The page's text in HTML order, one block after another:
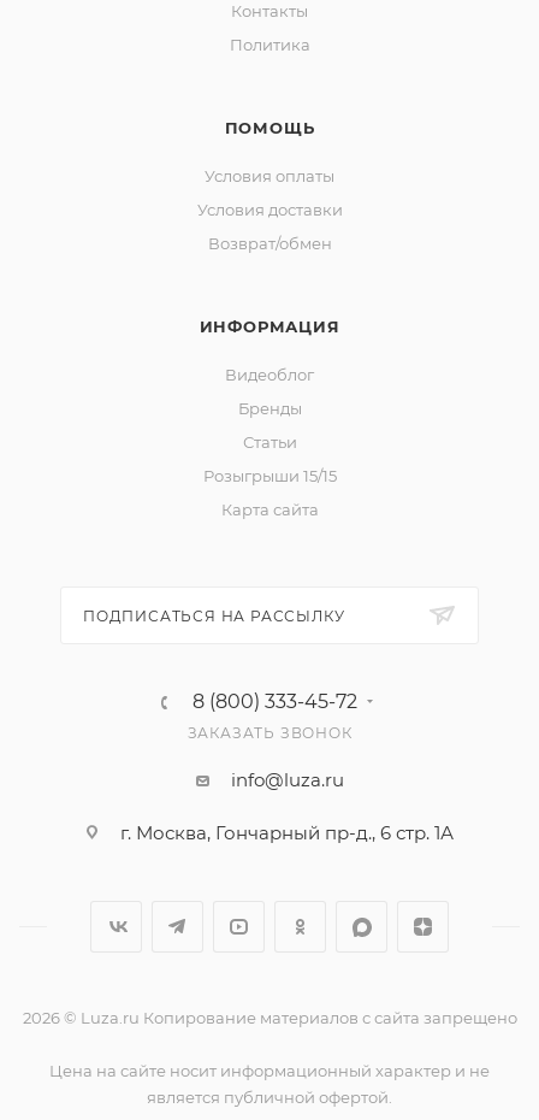
Контакты
Политика
ПОМОЩЬ
Условия оплаты
Условия доставки
Возврат/обмен
ИНФОРМАЦИЯ
Видеоблог
Бренды
Статьи
Розыгрыши 15/15
Карта сайта
ПОДПИСАТЬСЯ НА РАССЫЛКУ
8 (800) 333-45-72
ЗАКАЗАТЬ ЗВОНОК
info@luza.ru
г. Москва, Гончарный пр-д., 6 стр. 1А
2026 © Luza.ru Копирование материалов с сайта запрещено
Цена на сайте носит информационный характер и не
является публичной офертой.